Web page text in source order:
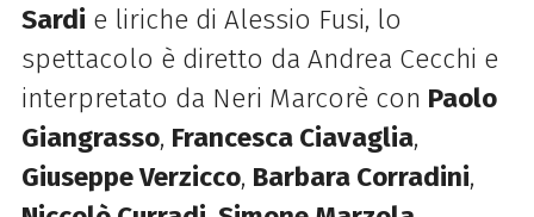
Sardi e liriche di Alessio Fusi, lo
spettacolo è diretto da Andrea Cecchi e
interpretato da Neri Marcorè con Paolo
Giangrasso, Francesca Ciavaglia,
Giuseppe Verzicco, Barbara Corradini,